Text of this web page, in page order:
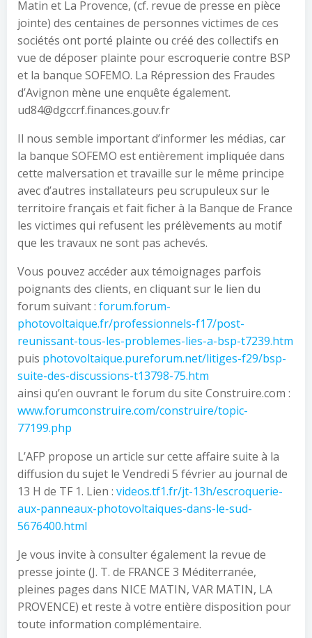
Matin et La Provence, (cf. revue de presse en pièce
jointe) des centaines de personnes victimes de ces
sociétés ont porté plainte ou créé des collectifs en
vue de déposer plainte pour escroquerie contre BSP
et la banque SOFEMO. La Répression des Fraudes
d’Avignon mène une enquête également.
ud84@dgccrf.finances.gouv.fr
Il nous semble important d’informer les médias, car
la banque SOFEMO est entièrement impliquée dans
cette malversation et travaille sur le même principe
avec d’autres installateurs peu scrupuleux sur le
territoire français et fait ficher à la Banque de France
les victimes qui refusent les prélèvements au motif
que les travaux ne sont pas achevés.
Vous pouvez accéder aux témoignages parfois
poignants des clients, en cliquant sur le lien du
forum suivant : forum.forum-
photovoltaique.fr/professionnels-f17/post-
reunissant-tous-les-problemes-lies-a-bsp-t7239.htm
puis photovoltaique.pureforum.net/litiges-f29/bsp-
suite-des-discussions-t13798-75.htm
ainsi qu’en ouvrant le forum du site Construire.com :
www.forumconstruire.com/construire/topic-
77199.php
L’AFP propose un article sur cette affaire suite à la
diffusion du sujet le Vendredi 5 février au journal de
13 H de TF 1. Lien : videos.tf1.fr/jt-13h/escroquerie-
aux-panneaux-photovoltaiques-dans-le-sud-
5676400.html
Je vous invite à consulter également la revue de
presse jointe (J. T. de FRANCE 3 Méditerranée,
pleines pages dans NICE MATIN, VAR MATIN, LA
PROVENCE) et reste à votre entière disposition pour
toute information complémentaire.